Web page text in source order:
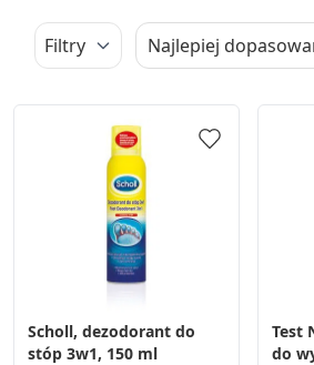
Filtry
Scholl, dezodorant do
stóp 3w1, 150 ml
Test
do